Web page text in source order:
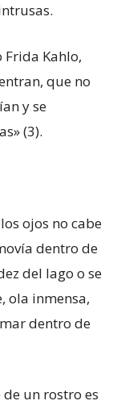
Frida Kahlo,
que no
y se
(3).
ojos no cabe
dentro de
del lago o se
ola inmensa,
dentro de
un rostro es